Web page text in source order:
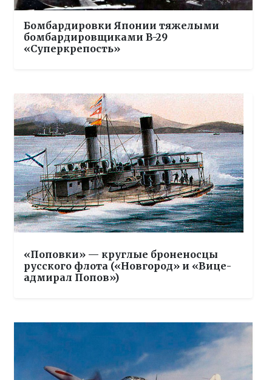
Бомбардировки Японии тяжелыми
бомбардировщиками B-29
«Суперкрепость»
«Поповки» — круглые броненосцы
русского флота («Новгород» и «Вице-
адмирал Попов»)